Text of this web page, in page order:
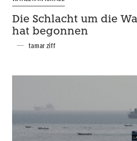
Die Schlacht um die
hat begonnen
tamar ziff